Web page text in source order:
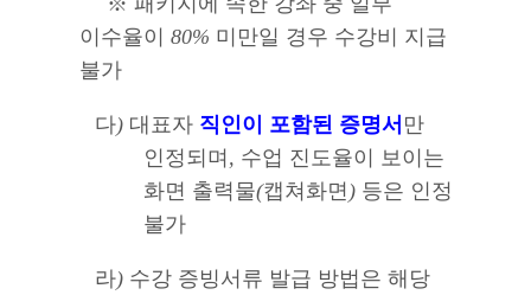
이수율이 80% 미만일 경우 수강비 지급
불가
다) 대표자 직인이 포함된 증명서 만
인정되며 , 수업 진도율이 보이는
화면 출력물(캡쳐화면 ) 등은 인정
불가
라) 수강 증빙서류 발급 방법은 해당